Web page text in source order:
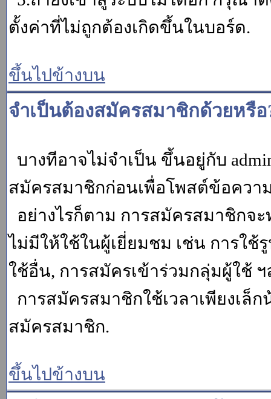
ตั้งค่าที่ไม่ถูกต้องเกิดขึ้นในบอร์ด.
ขึ้นไปข้างบน
จำเป็นต้องสมัครสมาชิกด้วยหรือ
บางทีอาจไม่จำเป็น ขึ้นอยู่กับ
สมัครสมาชิกก่อนเพื่อโพสต์ข้อควา
อย่างไรก็ตาม การสมัครสมาชิก
ไม่มีให้ใช้ในผู้เยี่ยมชม เช่น การใช้
ใช้อื่น, การสมัครเข้าร่วมกลุ่มผู้ใช้ ฯ
การสมัครสมาชิกใช้เวลาเพียงเ
สมัครสมาชิก.
ขึ้นไปข้างบน